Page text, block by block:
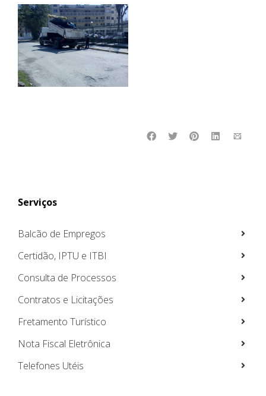
Serviços
Balcão de Empregos
Certidão, IPTU e ITBI
Consulta de Processos
Contratos e Licitações
Fretamento Turístico
Nota Fiscal Eletrônica
Telefones Utéis